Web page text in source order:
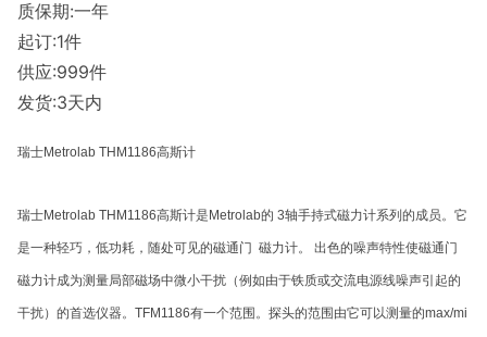
质保期:一年
起订:1件
供应:999件
发货:3天内
瑞士Metrolab THM1186高斯计
瑞士Metrolab THM1186高斯计是Metrolab的 3轴手持式磁力计系列的成员。它
是一种轻巧，低功耗，随处可见的磁通门 磁力计。 出色的噪声特性使磁通门
磁力计成为测量局部磁场中微小干扰（例如由于铁质或交流电源线噪声引起的
干扰）的首选仪器。TFM1186有一个范围。探头的范围由它可以测量的max/mi